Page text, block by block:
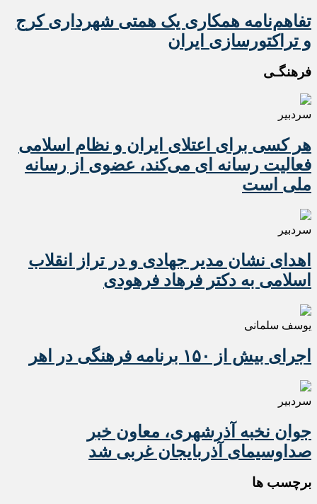
تفاهم‌نامه همکاری یک همتی شهرداری کرج
و تراکتورسازی ایران
فرهنگـی
سردبیر
هر کسی برای اعتلای ایران و نظام اسلامی
فعالیت رسانه ای می‌کند، عضوی از رسانه
ملی است
سردبیر
اهدای نشان مدیر جهادی و در تراز انقلاب
اسلامی به دکتر فرهاد فرهودی
یوسف سلمانی
اجرای بیش از ۱۵۰ برنامه فرهنگی در اهر
سردبیر
جوان نخبه آذرشهری، معاون خبر
صداوسیمای آذربایجان غربی شد
برچسب ها